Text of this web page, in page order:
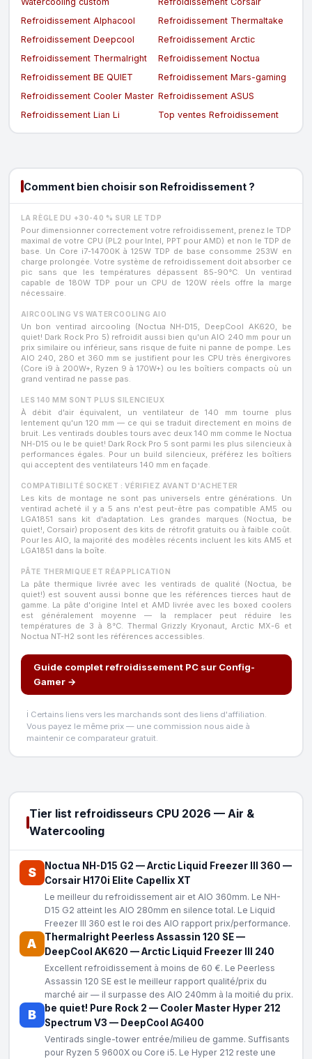
Refroidissement Alphacool
Refroidissement Thermaltake
Refroidissement Deepcool
Refroidissement Arctic
Refroidissement Thermalright
Refroidissement Noctua
Refroidissement BE QUIET
Refroidissement Mars-gaming
Refroidissement Cooler Master Refroidissement ASUS
Refroidissement Lian Li
Top ventes Refroidissement
Comment bien choisir son Refroidissement ?
LA RÈGLE DU +30-40 % SUR LE TDP
Pour dimensionner correctement votre refroidissement, prenez le TDP
maximal de votre CPU (PL2 pour Intel, PPT pour AMD) et non le TDP de
base. Un Core i7-14700K à 125W TDP de base consomme 253W en
charge prolongée. Votre système de refroidissement doit absorber ce
pic sans que les températures dépassent 85-90°C. Un ventirad
capable de 180W TDP pour un CPU de 120W réels offre la marge
nécessaire.
AIRCOOLING VS WATERCOOLING AIO
Un bon ventirad aircooling (Noctua NH-D15, DeepCool AK620, be
quiet! Dark Rock Pro 5) refroidit aussi bien qu'un AIO 240 mm pour un
prix similaire ou inférieur, sans risque de fuite ni panne de pompe. Les
AIO 240, 280 et 360 mm se justifient pour les CPU très énergivores
(Core i9 à 200W+, Ryzen 9 à 170W+) ou les boîtiers compacts où un
grand ventirad ne passe pas.
LES 140 MM SONT PLUS SILENCIEUX
À débit d'air équivalent, un ventilateur de 140 mm tourne plus
lentement qu'un 120 mm — ce qui se traduit directement en moins de
bruit. Les ventirads doubles tours avec deux 140 mm comme le Noctua
NH-D15 ou le be quiet! Dark Rock Pro 5 sont parmi les plus silencieux à
performances égales. Pour un build silencieux, préférez les boîtiers
qui acceptent des ventilateurs 140 mm en façade.
COMPATIBILITÉ SOCKET : VÉRIFIEZ AVANT D'ACHETER
Les kits de montage ne sont pas universels entre générations. Un
ventirad acheté il y a 5 ans n'est peut-être pas compatible AM5 ou
LGA1851 sans kit d'adaptation. Les grandes marques (Noctua, be
quiet!, Corsair) proposent des kits de rétrofit gratuits ou à faible coût.
Pour les AIO, la majorité des modèles récents incluent les kits AM5 et
LGA1851 dans la boîte.
PÂTE THERMIQUE ET RÉAPPLICATION
La pâte thermique livrée avec les ventirads de qualité (Noctua, be
quiet!) est souvent aussi bonne que les références tierces haut de
gamme. La pâte d'origine Intel et AMD livrée avec les boxed coolers
est généralement moyenne — la remplacer peut réduire les
températures de 3 à 8°C. Thermal Grizzly Kryonaut, Arctic MX-6 et
Noctua NT-H2 sont les références accessibles.
Guide complet refroidissement PC sur Config-
Gamer →
ℹ️ Certains liens vers les marchands sont des liens d'affiliation.
Vous payez le même prix — une commission nous aide à
maintenir ce comparateur gratuit.
Tier list refroidisseurs CPU 2026 — Air &
Watercooling
S Noctua NH-D15 G2 —Arctic Liquid Freezer III 360 —
Corsair H170i Elite Capellix XT
Le meilleur du refroidissement air et AIO 360mm. Le NH-
D15 G2 atteint les AIO 280mm en silence total. Le Liquid
Freezer III 360 est le roi des AIO rapport prix/performance.
A Thermalright Peerless Assassin 120 SE—
DeepCool AK620 —Arctic Liquid Freezer III 240
Excellent refroidissement à moins de 60 €. Le Peerless
Assassin 120 SE est le meilleur rapport qualité/prix du
marché air — il surpasse des AIO 240mm à la moitié du prix.
B be quiet! Pure Rock 2 — Cooler Master Hyper 212
Spectrum V3 — DeepCool AG400
Ventirads single-tower entrée/milieu de gamme. Suffisants
pour Ryzen 5 9600X ou Core i5. Le Hyper 212 reste une